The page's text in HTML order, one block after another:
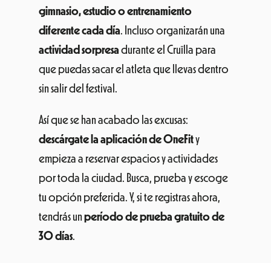
gimnasio, estudio o entrenamiento
diferente cada día. Incluso organizarán una
actividad sorpresa durante el Cruïlla para
que puedas sacar el atleta que llevas dentro
sin salir del festival.
Así que se han acabado las excusas:
descárgate la aplicación de OneFity
empieza a reservar espacios y actividades
por toda la ciudad. Busca, prueba y escoge
tu opción preferida. Y, si te registras ahora,
tendrás unperíodo deprueba gratuito de
30 días.